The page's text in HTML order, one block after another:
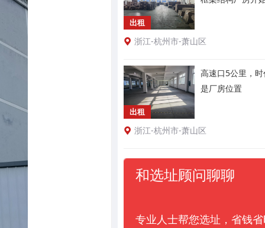
出租
浙江-杭州市-萧山区
出租
高速口5公里，
是厂房位置
浙江-杭州市-萧山区
和选址顾问聊聊
专业人士帮您选址，省钱